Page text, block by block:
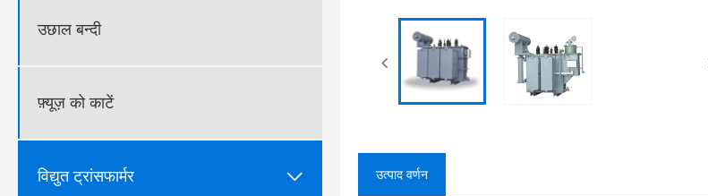
उछाल बन्दी
फ़्यूज़ को काटें
विद्युत ट्रांसफार्मर  उत्पाद वर्णन